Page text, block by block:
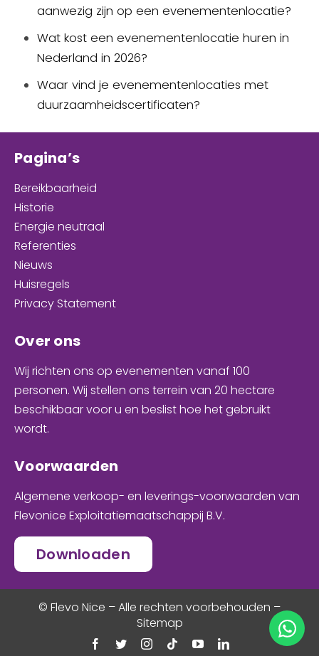
aanwezig zijn op een evenementenlocatie?
Wat kost een evenementenlocatie huren in
Nederland in 2026?
Waar vind je evenementenlocaties met
duurzaamheidscertificaten?
Pagina’s
Bereikbaarheid
Historie
Energie neutraal
Referenties
Nieuws
Huisregels
Privacy Statement
Over ons
Wij richten ons op evenementen vanaf 100
personen. Wij stellen ons terrein van 20 hectare
beschikbaar voor u en beslist hoe het gebruikt
wordt.
Voorwaarden
Algemene verkoop- en leverings-voorwaarden van
Flevonice Exploitatiemaatschappij B.V.
Downloaden
© Flevo Nice – Alle rechten voorbehouden –
Sitemap